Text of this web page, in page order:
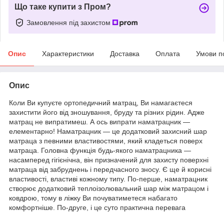
Що таке купити з Пром?
Замовлення під захистом
Опис Характеристики Доставка Оплата Умови
Опис
Коли Ви купуєте ортопедичний матрац, Ви намагаєтеся
захистити його від зношування, бруду та різних рідин. Адже
матрац не випратимеш. А ось випрати наматрацник —
елементарно! Наматрацник — це додатковий захисний шар
матраца з певними властивостями, який кладеться поверх
матраца. Головна функція будь-якого наматрацника —
насамперед гігієнічна, він призначений для захисту поверхні
матраца від забруднень і передчасного зносу. Є ще й корисні
властивості, властиві кожному типу. По-перше, наматрацник
створює додатковий теплоізолювальний шар між матрацом і
ковдрою, тому в ліжку Ви почуватиметеся набагато
комфортніше. По-друге, і це суто практична перевага